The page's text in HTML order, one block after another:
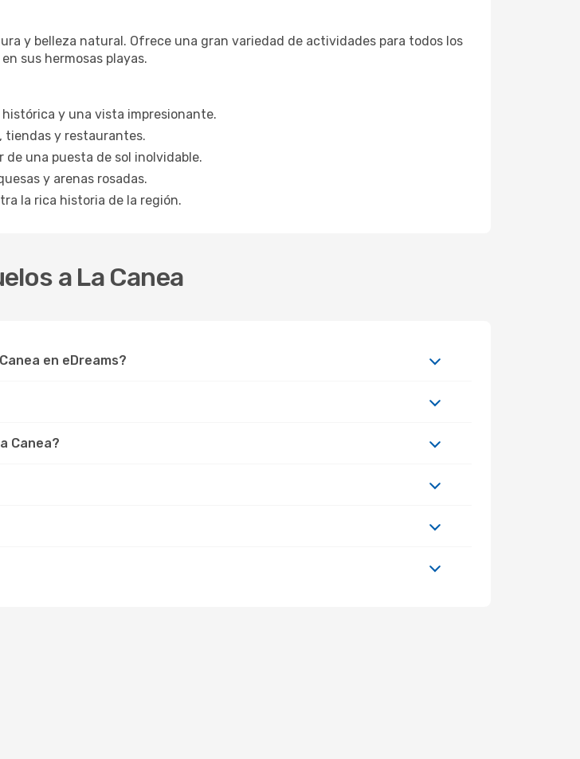
y belleza natural. Ofrece una gran variedad de actividades para todos los
sus hermosas playas.
y una vista impresionante.
tiendas y restaurantes.
una puesta de sol inolvidable.
y arenas rosadas.
la rica historia de la región.
a La Canea
en eDreams?
Canea?